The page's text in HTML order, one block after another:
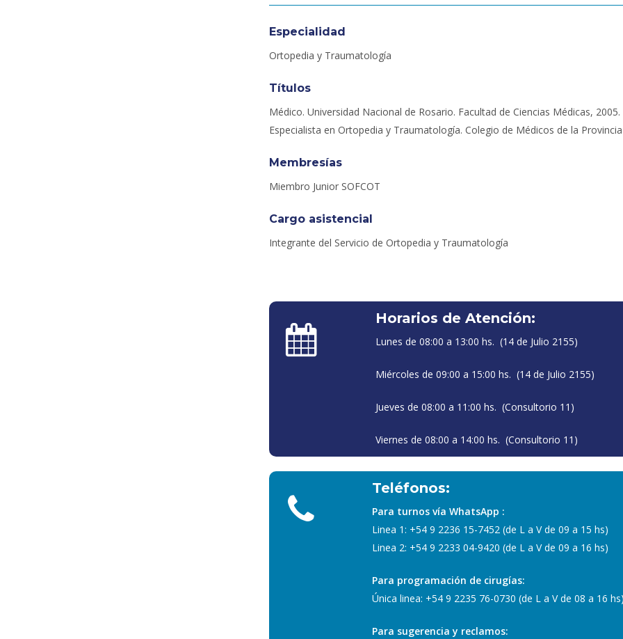
Especialidad
Ortopedia y Traumatología
Títulos
Médico. Universidad Nacional de Rosario. Facultad de Ciencias Médicas, 2005.
Especialista en Ortopedia y Traumatología. Colegio de Médicos de la
Membresías
Miembro Junior SOFCOT
Cargo asistencial
Integrante del Servicio de Ortopedia y Traumatología
Horarios de Atención:
Lunes de 08:00 a 13:00 hs. (14 de Julio 2155)
Miércoles de 09:00 a 15:00 hs. (14 de Julio 2155)
Jueves de 08:00 a 11:00 hs. (Consultorio 11)
Viernes de 08:00 a 14:00 hs. (Consultorio 11)
Teléfonos:
Para turnos vía WhatsApp :
Linea 1: ‪+54 9 2236 15-7452‬ (de L a V de 09 a 15 hs)
Linea 2: ‪+54 9 2233 04-9420‬ (de L a V de 09 a 16 hs)
Para programación de cirugías:
Única linea: ‪+54 9 2235 76-0730‬ (de L a V de 08 a 16
Para sugerencia y reclamos: